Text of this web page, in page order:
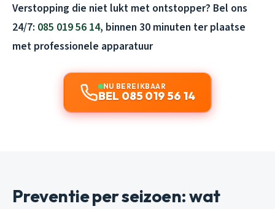
Verstopping die niet lukt met ontstopper? Bel ons
24/7: 085 019 56 14, binnen 30 minuten ter plaatse
met professionele apparatuur
NU BEREIKBAAR
BEL 085 019 56 14
Preventie per seizoen: wat